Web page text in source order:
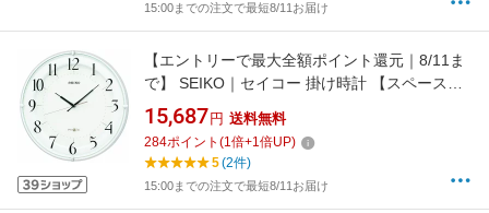
15:00までの注文で最短8/11お届け
【エントリーで最大全額ポイント還元｜8/11ま
で】 SEIKO｜セイコー 掛け時計 【スペースリ
ンク（衛星電波クロック）】 白パール
GP216W [電波自動受信機能有][GP216W]
15,687 円 送料無料
284ポイント (1倍+1倍UP)
5(2件)
15:00までの注文で最短8/11お届け